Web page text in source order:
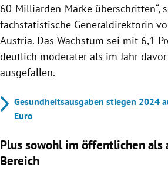
60-Milliarden-Marke überschritten“,
fachstatistische Generaldirektorin
Austria. Das Wachstum sei mit 6,1
deutlich moderater als im Jahr
ausgefallen.
Gesundheitsausgaben stiegen 2024
Euro
Plus sowohl im öffentlichen als
Bereich